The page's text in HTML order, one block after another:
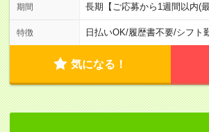
期間 長期【ご応募から1週間以内(
特徴 日払いOK/履歴書不要/シフト
気になる！